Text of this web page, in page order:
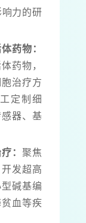
力的研
药物：
药物，
治疗方
定制细
器、基
： 聚焦
发超高
碱基编
血等疾